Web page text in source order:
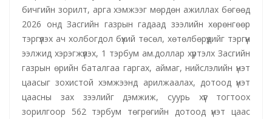
бичгийн зорилт, арга хэмжээг мөрдөн ажиллах бөгөөд
2026 онд Засгийн газрын гадаад зээлийн хөрөнгөөр
тэргүүлэх ач холбогдол бүхий төсөл, хөтөлбөрүүдийг тэргүүн
ээлжид хэрэгжүүлэх, 1 тэрбум ам.доллар хүртэлх Засгийн
газрын өрийн баталгаа гаргах, аймаг, нийслэлийн үнэт
цаасыг зохистой хэмжээнд арилжаалах, дотоод үнэт
цаасны зах зээлийг дэмжиж, суурь хүүг тогтоох
зорилгоор 562 тэрбум төгрөгийн дотоод үнэт цаас